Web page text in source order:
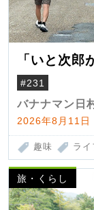
「いと次
#231
バナナマン日
2026年8月11日
趣味 ラ
旅・くらし